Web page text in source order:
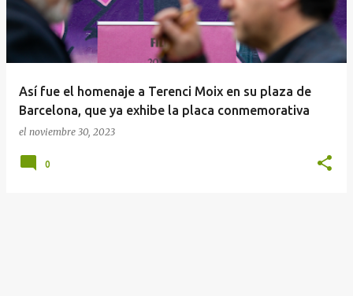
r
a
Así fue el homenaje a Terenci Moix en su plaza de
Barcelona, que ya exhibe la placa conmemorativa
el noviembre 30, 2023
0